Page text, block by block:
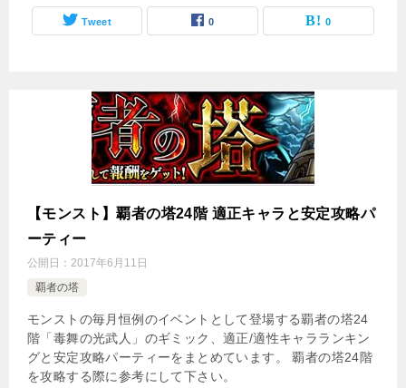
Tweet 0 0
【モンスト】覇者の塔24階 適正キャラと安定攻略パ
ーティー
公開日： 2017年6月11日
覇者の塔
モンストの毎月恒例のイベントとして登場する覇者の塔24
階「毒舞の光武人」のギミック、適正/適性キャラランキン
グと安定攻略パーティーをまとめています。 覇者の塔24階
を攻略する際に参考にして下さい。